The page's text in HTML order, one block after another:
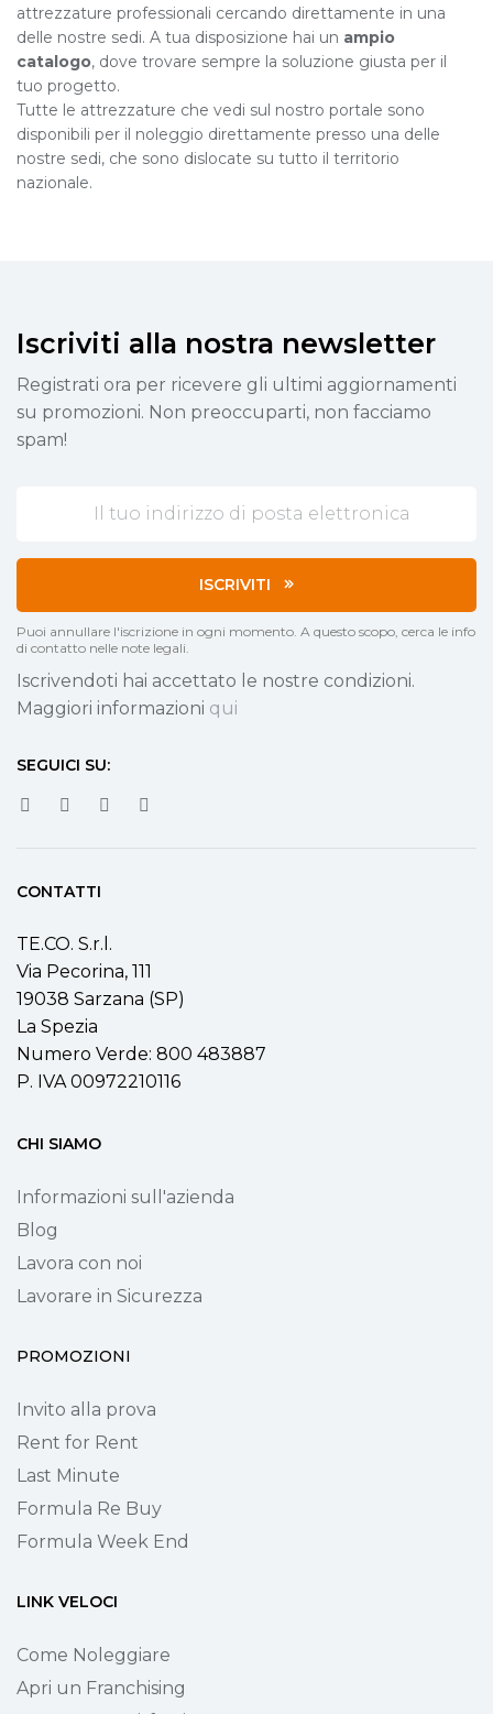
attrezzature professionali cercando direttamente in una
delle nostre sedi. A tua disposizione hai un ampio
catalogo, dove trovare sempre la soluzione giusta per il
tuo progetto.
Tutte le attrezzature che vedi sul nostro portale sono
disponibili per il noleggio direttamente presso una delle
nostre sedi, che sono dislocate su tutto il territorio
nazionale.
Iscriviti alla nostra newsletter
Registrati ora per ricevere gli ultimi aggiornamenti
su promozioni. Non preoccuparti, non facciamo
spam!
ISCRIVITI
Puoi annullare l'iscrizione in ogni momento. A questo scopo, cerca le info
di contatto nelle note legali.
Iscrivendoti hai accettato le nostre condizioni.
Maggiori informazioni qui
SEGUICI SU:
CONTATTI
TE.CO. S.r.l.
Via Pecorina, 111
19038 Sarzana (SP)
La Spezia
Numero Verde: 800 483887
P. IVA 00972210116
CHI SIAMO
Informazioni sull'azienda
Blog
Lavora con noi
Lavorare in Sicurezza
PROMOZIONI
Invito alla prova
Rent for Rent
Last Minute
Formula Re Buy
Formula Week End
LINK VELOCI
Come Noleggiare
Apri un Franchising